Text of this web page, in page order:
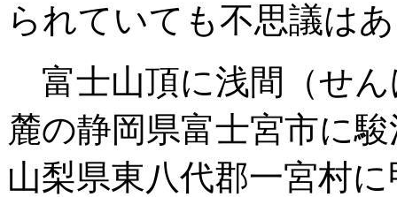
られていても不思議は
富士山頂に浅間（せ
麓の静岡県富士宮市に
山梨県東八代郡一宮村